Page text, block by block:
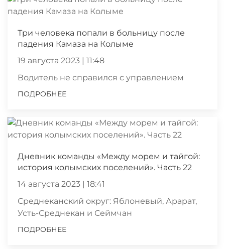
Три человека попали в больницу после
падения Камаза на Колыме
19 августа 2023 | 11:48
Водитель не справился с управлением
ПОДРОБНЕЕ
Дневник команды «Между морем и тайгой:
история колымских поселений». Часть 22
14 августа 2023 | 18:41
Среднеканский округ: Яблоневый, Арарат,
Усть-Среднекан и Сеймчан
ПОДРОБНЕЕ